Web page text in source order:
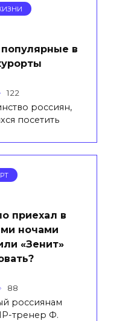
в
122
россиян,
посетить
приехал в
ночами
«Зенит»
88
россиянам
тренер Ф.